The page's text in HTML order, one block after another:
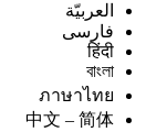
العربيّة
فارسی
ภาษาไทย
中文 – 简体